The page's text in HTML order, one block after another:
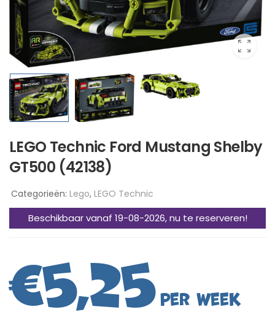
LEGO Technic Ford Mustang Shelby
GT500 (42138)
Categorieën: Lego, LEGO Technic
Beschikbaar vanaf 19-08-2026, nu te reserveren!
€5,25